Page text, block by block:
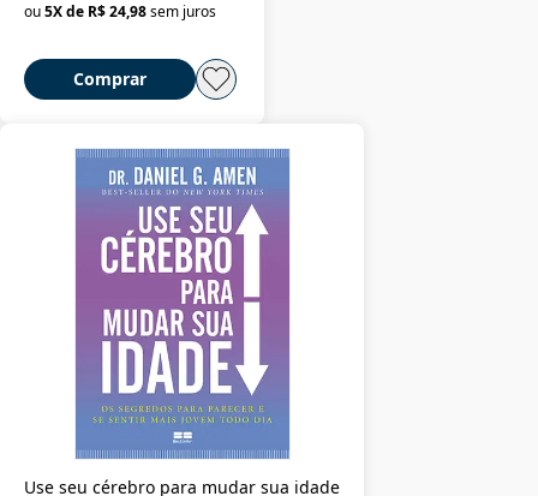
ou5X de R$ 24,98sem juros
Comprar
Use seu cérebro para mudar sua idade